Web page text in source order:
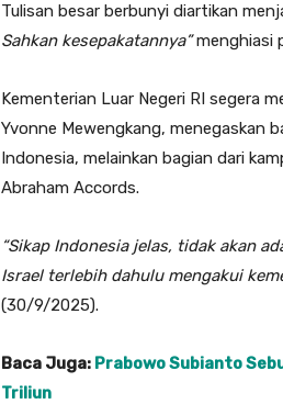
Tulisan besar berbunyi diartikan
Sahkan kesepakatannya”menghiasi
Kementerian Luar Negeri RI segera
Yvonne Mewengkang, menegaskan
Indonesia, melainkan bagian dari
Abraham Accords.
“Sikap Indonesia jelas, tidak akan
Israel terlebih dahulu mengakui
(30/9/2025).
Baca Juga: Prabowo Subianto
Triliun